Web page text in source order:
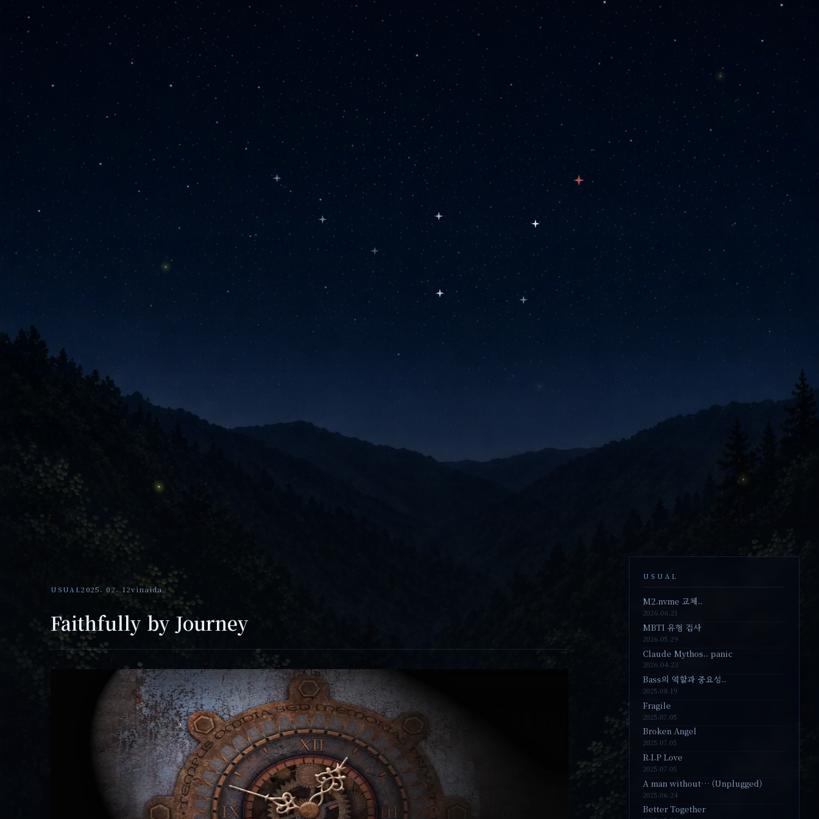
USUAL2025. 02. 12vinaida
Faithfully by Journey
USUAL
M2.nvme 교체..
2026.06.21
MBTI 유형 검사
2026.05.29
Claude Mythos.. panic
2026.04.23
Bass의 역할과 중요성..
2025.08.19
Fragile
2025.07.05
Broken Angel
2025.07.05
R.I.P Love
2025.07.05
A man without… (Unplugged)
2025.06.24
Better Together